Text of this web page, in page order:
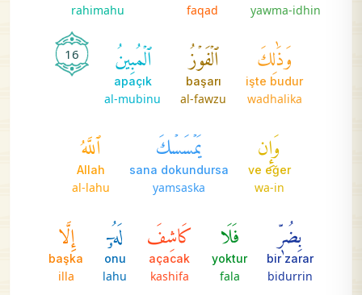
yawma-idhin
faqad
rahimahu
وَذَٰلِكَ
işte budur
wadhalika
ٱلۡفَوۡزُ
başarı
al-fawzu
ٱلۡمُبِينُ
apaçık
al-mubinu
16
وَإِن
ve eğer
wa-in
يَمۡسَسۡكَ
sana dokundursa
yamsaska
ٱللَّهُ
Allah
al-lahu
بِضُرّٖ
bir zarar
bidurrin
فَلَا
yoktur
fala
كَاشِفَ
açacak
kashifa
لَهُۥٓ
onu
lahu
إِلَّا
başka
illa